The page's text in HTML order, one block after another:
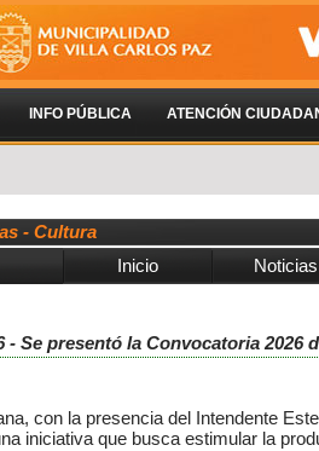
INFO PÚBLICA ATENCIÓN
- Cultura
Inicio
Noticias
- Se presentó la Convocatoria 2026
con la presencia del Intendente
iniciativa que busca estimular la